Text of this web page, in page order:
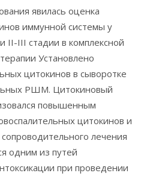
явилась оценка
иммунной системы у
II-III стадии в комплексной
Установлено
цитокинов в сыворотке
РШМ. Цитокиновый
повышенным
цитокинов и
лечения
одним из путей
при проведении